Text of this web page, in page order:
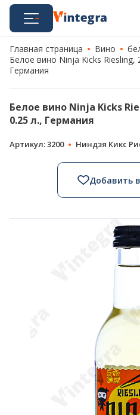
Главная страница Вино
Белое вино Ninja Kicks Riesling,
Германия
Белое вино Ninja Kicks
0.25 л., Германия
Артикул: 3200 Ниндзя Кикс
Добавить